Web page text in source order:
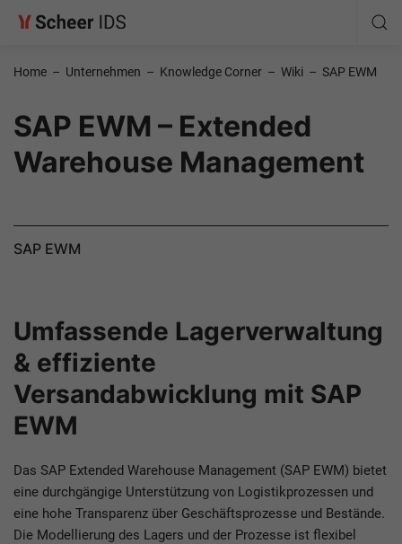
Home – Unternehmen – Knowledge Corner – Wiki – SAP EWM
SAP EWM – Extended
Warehouse Management
SAP EWM
Umfassende Lagerverwaltung
& effiziente
Versandabwicklung mit SAP
EWM
Das SAP Extended Warehouse Management (SAP EWM) bietet
eine durchgängige Unterstützung von Logistikprozessen und
eine hohe Transparenz über Geschäftsprozesse und Bestände.
Die Modellierung des Lagers und der Prozesse ist flexibel